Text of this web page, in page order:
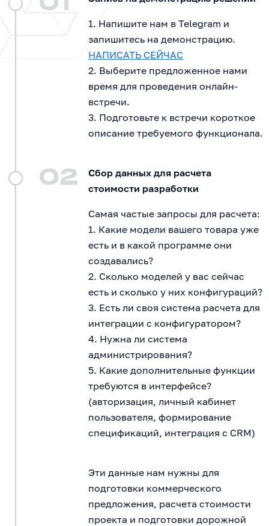
1. Напишите нам в Telegram и
запишитесь на демонстрацию.
НАПИСАТЬ СЕЙЧАС
2. Выберите предложенное нами
время для проведения онлайн-
встречи.
3. Подготовьте к встречи короткое
описание требуемого функционала.
02
Сбор данных для расчета
стоимости разработки
Самая частые запросы для расчета:
1. Какие модели вашего товара уже
есть и в какой программе они
создавались?
2. Сколько моделей у вас сейчас
есть и сколько у них конфигураций?
3. Есть ли своя система расчета для
интеграции с конфигуратором?
4. Нужна ли система
администрирования?
5. Какие дополнительные функции
требуются в интерфейсе?
(авторизация, личный кабинет
пользователя, формирование
спецификаций, интеграция с CRM)
Эти данные нам нужны для
подготовки коммерческого
предложения, расчета стоимости
проекта и подготовки дорожной